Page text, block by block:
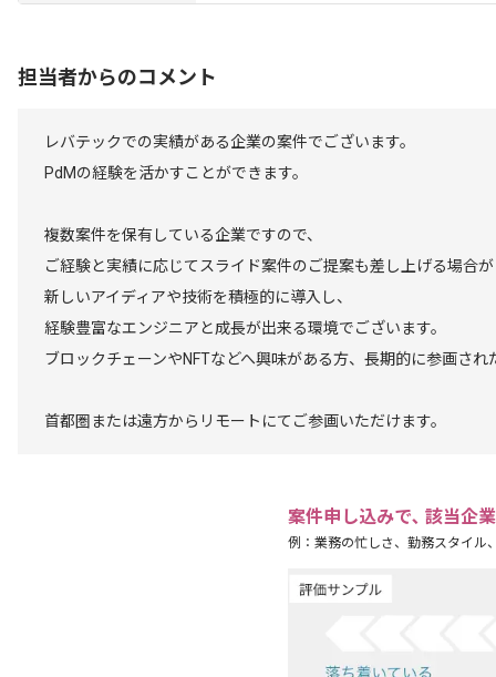
担当者からのコメント
レバテックでの実績がある企業の案件でございます。
PdMの経験を活かすことができます。
複数案件を保有している企業ですので、
ご経験と実績に応じてスライド案件のご提案も差し上げる場合
新しいアイディアや技術を積極的に導入し、
経験豊富なエンジニアと成長が出来る環境でございます。
ブロックチェーンやNFTなどへ興味がある方、長期的に参画さ
首都圏または遠方からリモートにてご参画いただけます。
案件申し込みで､ 該当企
例：業務の忙しさ、勤務スタイル